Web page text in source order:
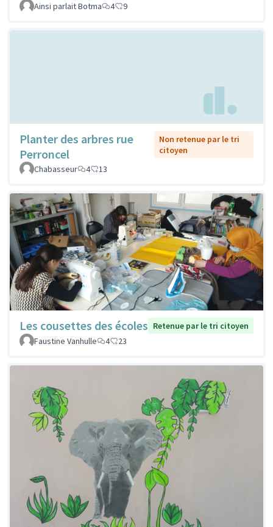
Ainsi parlait Botma 4 9
Planter des arbres rue
Perroncel
Non retenue par le tri
citoyen
Chabasseur
4 13
Les cousettes des écoles Retenue par le tri citoyen
Faustine Vanhulle
4 23